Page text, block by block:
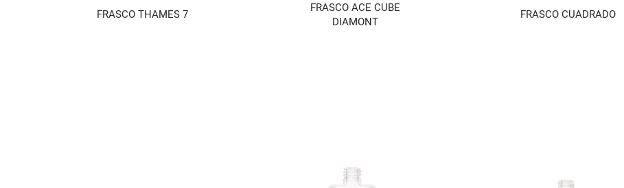
FRASCO THAMES 7
FRASCO ACE CUBE
DIAMONT
FRASCO CUADRADO